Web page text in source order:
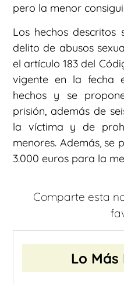
pero la menor
Los hechos descritos
delito de abusos
el artículo 183 del
vigente en la fecha
hechos y se
prisión, además de
la víctima y de
menores. Además, se
3.000 euros para la
Comparte esta
Lo Más